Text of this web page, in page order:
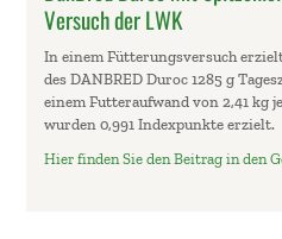
Versuch der LWK
In einem Fütterungsversuch
des DANBRED Duroc 1285 g
einem Futteraufwand von 2,41 kg
wurden 0,991 Indexpunkte erzielt.
Hier finden Sie den Beitrag in den